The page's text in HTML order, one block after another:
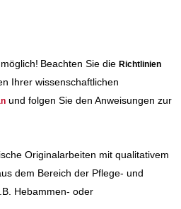
Beachten Sie die Richtlinien
Ihrer wissenschaftlichen
und folgen Sie den Anweisungen zur
Originalarbeiten mit qualitativem
dem Bereich der Pflege- und
Hebammen- oder